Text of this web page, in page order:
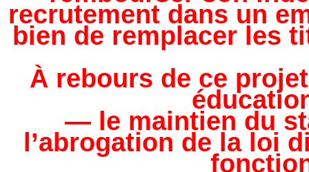
recrutement dans un
bien de remplacer les
À rebours de ce
— le maintien du
l’abrogation de la loi